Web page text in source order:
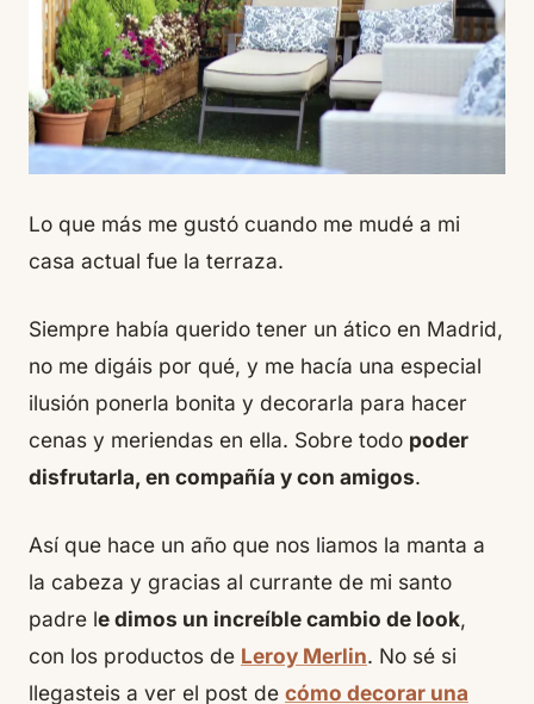
Lo que más me gustó cuando me mudé a mi
casa actual fue la terraza.
Siempre había querido tener un ático en Madrid,
no me digáis por qué, y me hacía una especial
ilusión ponerla bonita y decorarla para hacer
cenas y meriendas en ella. Sobre todo poder
disfrutarla, en compañía y con amigos.
Así que hace un año que nos liamos la manta a
la cabeza y gracias al currante de mi santo
padre le dimos un increíble cambio de look,
con los productos de Leroy Merlin. No sé si
llegasteis a ver el post de cómo decorar una